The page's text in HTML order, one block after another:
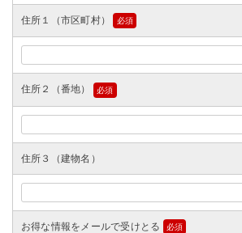
住所１（市区町村）
(必
須)
住所２（番地）
須)
住所３（建物名）
お得な情報をメールで受けとる